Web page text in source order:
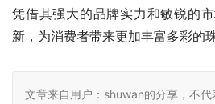
凭借其强大的品牌实力和敏锐的
新，为消费者带来更加丰富多彩的
文章来自用户：shuwan的分享，不